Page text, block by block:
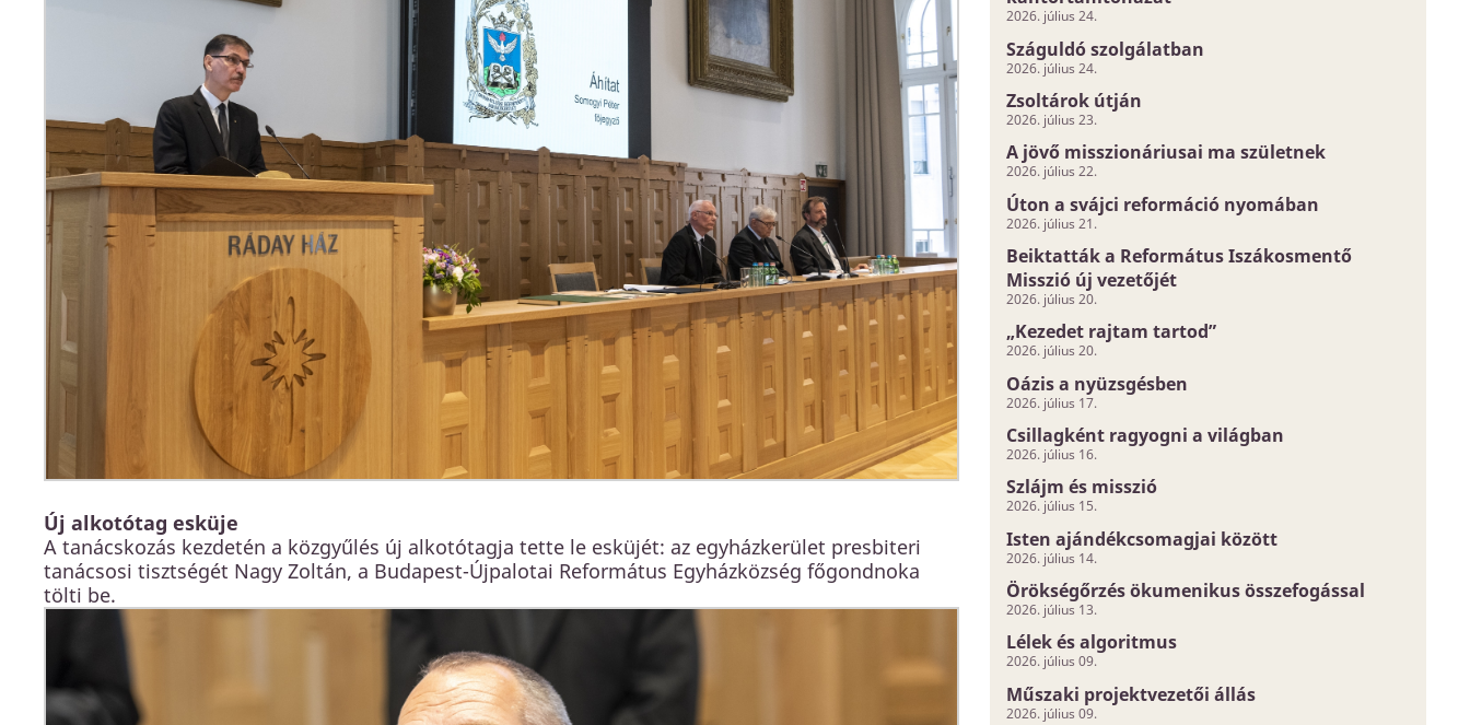
Új alkotótag esküje
A tanácskozás kezdetén a közgyűlés új alkotótagja tette le esküjét: az egyházkerület presbiteri
tanácsosi tisztségét Nagy Zoltán, a Budapest-Újpalotai Református Egyházközség főgondnoka
tölti be.
2026. július 24.
Száguldó szolgálatban
2026. július 24.
Zsoltárok útján
2026. július 23.
A jövő misszionáriusai ma születnek
2026. július 22.
Úton a svájci reformáció nyomában
2026. július 21.
Beiktatták a Református Iszákosmentő
Misszió új vezetőjét
2026. július 20.
„Kezedet rajtam tartod”
2026. július 20.
Oázis a nyüzsgésben
2026. július 17.
Csillagként ragyogni a világban
2026. július 16.
Szlájm és misszió
2026. július 15.
Isten ajándékcsomagjai között
2026. július 14.
Örökségőrzés ökumenikus összefogással
2026. július 13.
Lélek és algoritmus
2026. július 09.
Műszaki projektvezetői állás
2026. július 09.